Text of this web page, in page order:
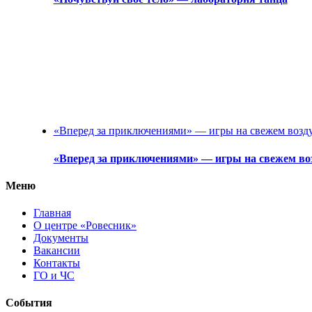
«Вперед за приключениями» — игры на свежем
«Вперед за приключениями» — игры на свежем
Меню
Главная
О центре «Ровесник»
Документы
Вакансии
Контакты
ГО и ЧС
События